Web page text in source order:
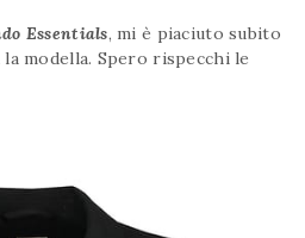
Essentials, mi è piaciuto subito
modella. Spero rispecchi le